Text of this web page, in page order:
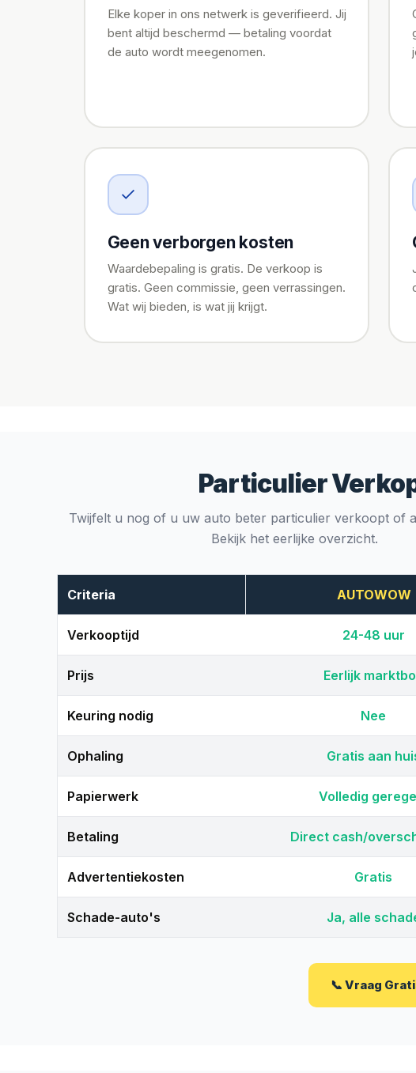
Elke koper in ons netwerk is geverifieerd. Jij
bent altijd beschermd — betaling voordat
de auto wordt meegenomen.
Geen verborgen kosten
Waardebepaling is gratis. De verkoop is
gratis. Geen commissie, geen verrassingen.
Wat wij bieden, is wat jij krijgt.
Particulier
Twijfelt u nog of u uw auto beter particulier verkoopt of
Bekijk het eerlijke overzicht.
Criteria AUTOWOW
Verkooptijd 24-48 uur
Prijs Eerlijk
Keuring nodig Nee
Ophaling Gratis aan
Papierwerk Volledig
Betaling Direct cash/
Advertentiekosten Gratis
Schade-auto's Ja, alle
📞 Vraag